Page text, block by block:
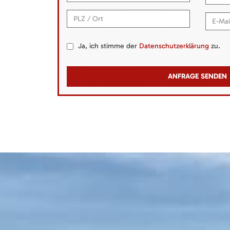
Ja, ich stimme derDatenschutzerklärungzu.